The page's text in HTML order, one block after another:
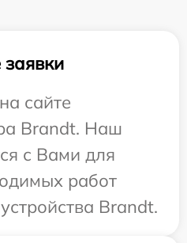
сайте
Brandt. Наш
с Вами для
работ
Brandt.